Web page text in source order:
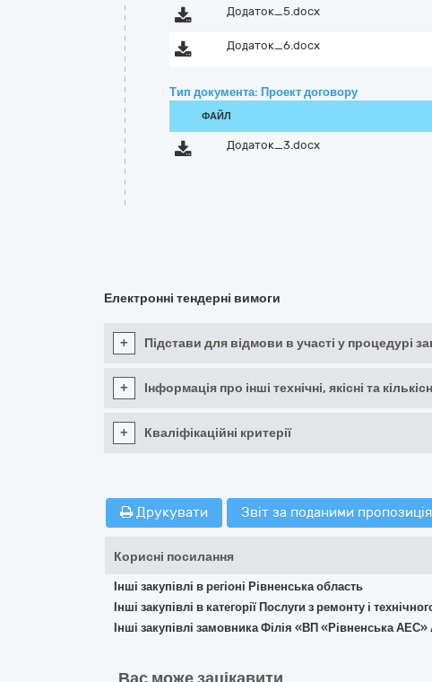
Додаток_5.docx
Додаток_6.docx
Тип документа: Проект договору
ФАЙЛ
Додаток_3.docx
Електронні тендерні вимоги
+ Підстави для відмови в участі у процедурі
+ Інформація про інші технічні, якісні та
+ Кваліфікаційні критерії
Друкувати Звіт за поданими
Корисні посилання
Інші закупівлі в регіоні Рівненська область
Інші закупівлі в категорії Послуги з ремонту і
Інші закупівлі замовника Філія «ВП «Рівненська